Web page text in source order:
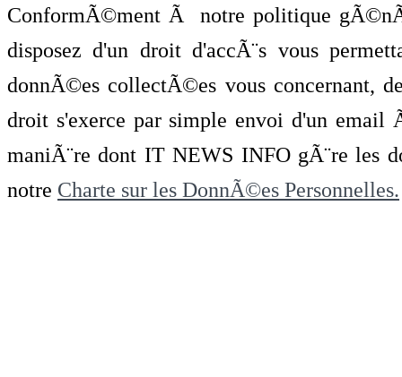
ConformÃ©ment Ã notre politique
disposez d'un droit d'accÃ¨s vous
donnÃ©es collectÃ©es vous concernant,
droit s'exerce par simple envoi d'un
maniÃ¨re dont IT NEWS INFO gÃ¨re les
notre Charte sur les DonnÃ©es Personnelles.